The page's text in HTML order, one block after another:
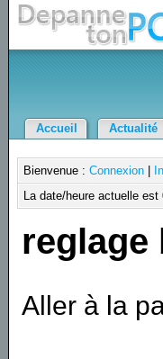
Accueil Actualité
Bienvenue :Connexion
La date/heure actuelle est
reglage
Aller à la